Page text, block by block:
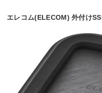
エレコム(ELECOM) 外付け